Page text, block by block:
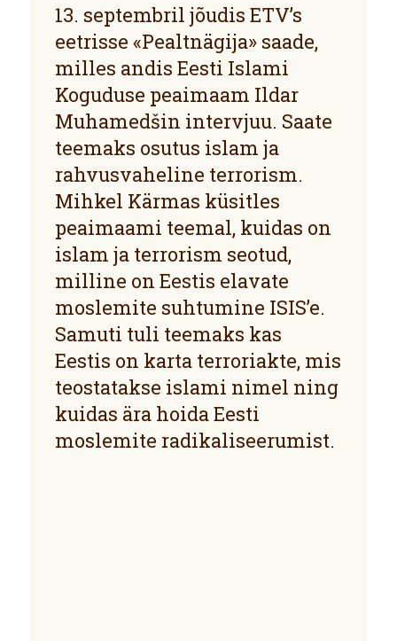
13. septembril jõudis ETV’s
eetrisse «Pealtnägija» saade,
milles andis Eesti Islami
Koguduse peaimaam Ildar
Muhamedšin intervjuu. Saate
teemaks osutus islam ja
rahvusvaheline terrorism.
Mihkel Kärmas küsitles
peaimaami teemal, kuidas on
islam ja terrorism seotud,
milline on Eestis elavate
moslemite suhtumine ISIS’e.
Samuti tuli teemaks kas
Eestis on karta terroriakte, mis
teostatakse islami nimel ning
kuidas ära hoida Eesti
moslemite radikaliseerumist.